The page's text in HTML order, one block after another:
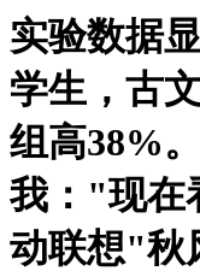
实验数据
学生，古
组高38%
我："现在
动联想"秋